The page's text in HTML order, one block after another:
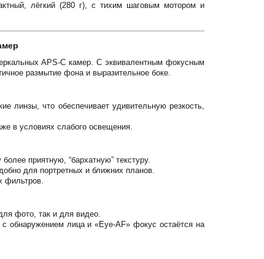
лёгкий (280 г), с тихим шаговым мотором и
APS‑C камер. С эквивалентным фокусным
размытие фона и выразительное боке.
линзы, что обеспечивает удивительную резкость,
в условиях слабого освещения.
приятную, “бархатную” текстуру.
для портретных и ближних планов.
фильтров.
фото, так и для видео.
обнаружением лица и «Eye‑AF» фокус остаётся на